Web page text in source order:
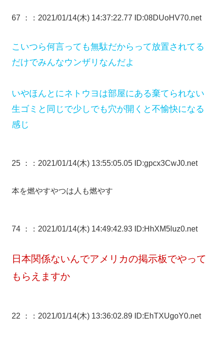
67 ： ：2021/01/14(木) 14:37:22.77 ID:08DUoHV70.net
こいつら何言っても無駄だからって放置されてる
だけでみんなウンザリなんだよ
いやほんとにネトウヨは部屋にある棄てられない
生ゴミと同じで少しでも穴が開くと不愉快になる
感じ
25 ： ：2021/01/14(木) 13:55:05.05 ID:gpcx3CwJ0.net
本を燃やすやつは人も燃やす
74 ： ：2021/01/14(木) 14:49:42.93 ID:HhXM5luz0.net
日本関係ないんでアメリカの掲示板でやって
もらえますか
22 ： ：2021/01/14(木) 13:36:02.89 ID:EhTXUgoY0.net